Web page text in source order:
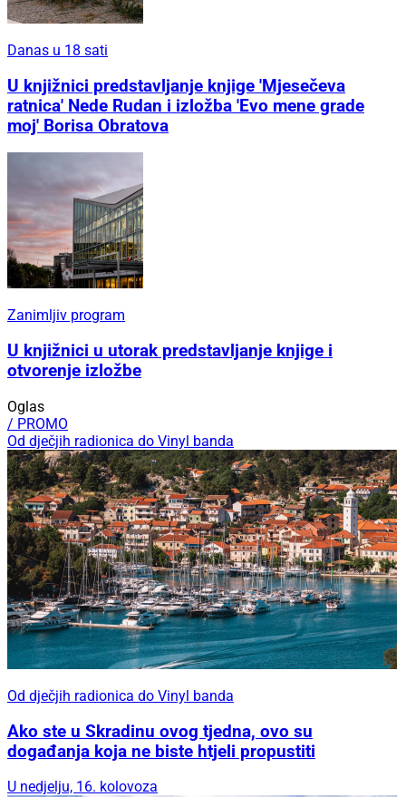
Danas u 18 sati
U knjižnici predstavljanje knjige 'Mjesečeva
ratnica' Nede Rudan i izložba 'Evo mene grade
moj' Borisa Obratova
Zanimljiv program
U knjižnici u utorak predstavljanje knjige i
otvorenje izložbe
Oglas
/ PROMO
Od dječjih radionica do Vinyl banda
Od dječjih radionica do Vinyl banda
Ako ste u Skradinu ovog tjedna, ovo su
događanja koja ne biste htjeli propustiti
U nedjelju, 16. kolovoza